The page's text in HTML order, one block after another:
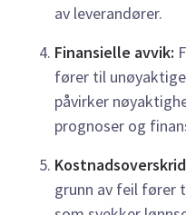
av leverandører.
Finansielle avvik:
fører til
påvirker
prognoser og
grunn av feil fører